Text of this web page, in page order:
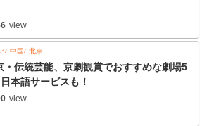
view
中国 北京
・伝統芸能、京劇観賞でおすすめな劇場5
本語サービスも！
view